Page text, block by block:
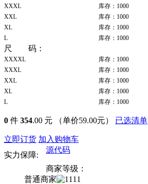
XXXL
库存：1000
XXL
库存：1000
XL
库存：1000
L
库存：1000
尺 码：
XXXXL 库存：1000
XXXL
库存：1000
XXL
库存：1000
XL
库存：1000
L
库存：1000
0 件 354.00 元 （单价59.00元） 已选清单
立即订货 加入购物车
实力保障:
源代码
商家等级：
普通商家